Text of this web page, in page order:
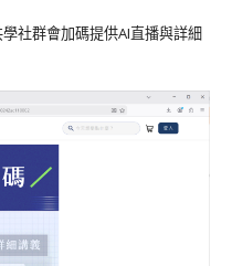
社群會加碼提供AI直播與詳細